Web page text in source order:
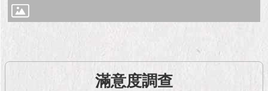
滿意度調查